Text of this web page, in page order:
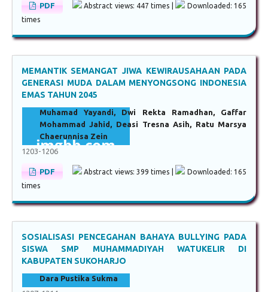
PDF Abstract views: 447 times |
Downloaded: 165
times
MEMANTIK SEMANGAT JIWA KEWIRAUSAHAAN PADA
GENERASI MUDA DALAM MENYONGSONG INDONESIA
EMAS TAHUN 2045
Muhamad Yayandi, Dwi Rekta Ramadhan, Gaffar
Mohammad Jahid, Deasi Tresna Asih, Ratu Marsya
Chaerunnisa Zein
1203-1206
PDF Abstract views: 399 times |
Downloaded: 165
times
SOSIALISASI PENCEGAHAN BAHAYA BULLYING PADA
SISWA SMP MUHAMMADIYAH WATUKELIR DI
KABUPATEN SUKOHARJO
Dara Pustika Sukma